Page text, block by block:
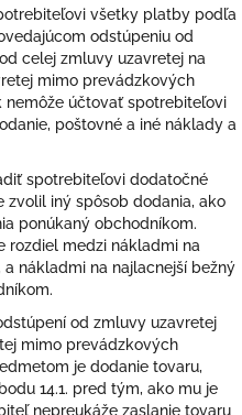
všetky platby podľa
odstúpeniu od
celej zmluvy uzavretej na
mimo prevádzkových
nemôže účtovať spotrebiteľovi
poštovné a iné náklady a
spotrebiteľovi dodatočné
zvolil iný spôsob dodania, ako
ponúkaný obchodníkom.
rozdiel medzi nákladmi na
nákladmi na najlacnejší bežný
od zmluvy uzavretej
mimo prevádzkových
je dodanie tovaru,
14.1. pred tým, ako mu je
nepreukáže zaslanie tovaru